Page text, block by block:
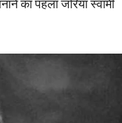
का पहला जरिया स्वामी